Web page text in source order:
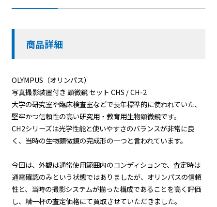
商品詳細
OLYMPUS（オリンパス）
写真撮影装置付き 顕微鏡 セット CHS / CH-2
大学の研究室や臨床検査室などで長年標準的に使われていた、
堅牢かつ信頼性の高い研究用・教育用生物顕微鏡です。
CH2シリーズは光学性能と使いやすさのバランスが非常に良
く、当時の生物顕微鏡の完成形の一つと言われています。
今回は、外観は通常使用範囲内のコンディションで、査定時は
通電確認のみという状態ではありましたが、オリンパスの信頼
性と、当時の撮影システムが揃った構成であることを高く評価
し、精一杯の査定価格にて買取させていただきました。